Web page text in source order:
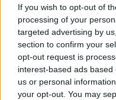
If you wish to opt-out of
processing of your
targeted advertising by
section to confirm your
opt-out request is
interest-based ads
us or personal
your opt-out. You may